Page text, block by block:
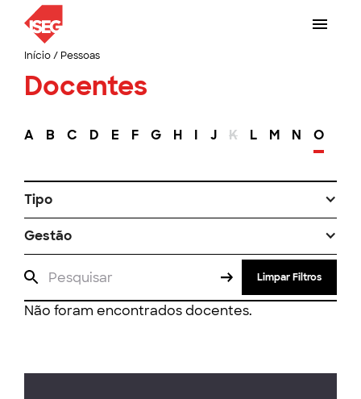
Início/ Pessoas
Docentes
A B C D E F G H I J K L M N O
Tipo
Gestão
Limpar Filtros
Não foram encontrados docentes.